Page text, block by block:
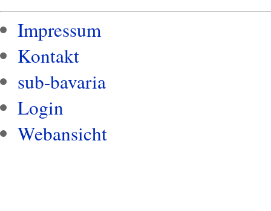
Impressum
Kontakt
sub-bavaria
Login
Webansicht